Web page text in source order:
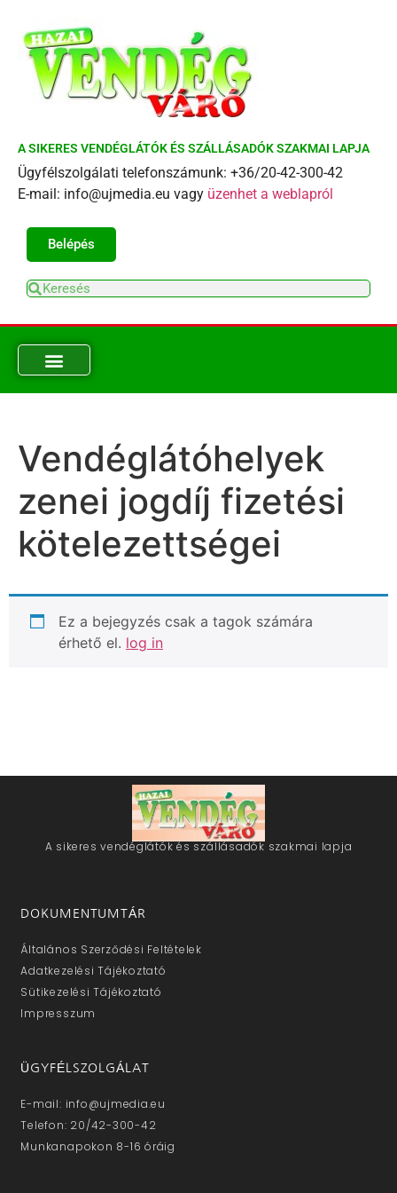
A SIKERES VENDÉGLÁTÓK ÉS SZÁLLÁSADÓK SZAKMAI LAPJA
Ügyfélszolgálati telefonszámunk: +36/20-42-300-42
E-mail: info@ujmedia.eu vagy üzenhet a weblapról
Belépés
Vendéglátóhelyek
zenei jogdíj fizetési
kötelezettségei
Ez a bejegyzés csak a tagok számára
érhető el. log in
A sikeres vendéglátók és szállásadók szakmai lapja
DOKUMENTUMTÁR
Általános Szerződési Feltételek
Adatkezelési Tájékoztató
Sütikezelési Tájékoztató
Impresszum
ÜGYFÉLSZOLGÁLAT
E-mail: info@ujmedia.eu
Telefon: 20/42-300-42
Munkanapokon 8-16 óráig